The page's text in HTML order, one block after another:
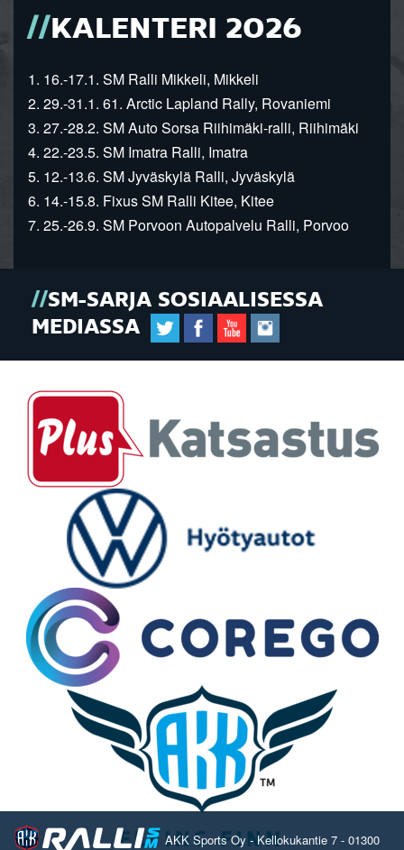
KALENTERI 2026
1. 16.-17.1. SM Ralli Mikkeli, Mikkeli
2. 29.-31.1. 61. Arctic Lapland Rally, Rovaniemi
3. 27.-28.2. SM Auto Sorsa Riihimäki-ralli, Riihimäki
4. 22.-23.5. SM Imatra Ralli, Imatra
5. 12.-13.6. SM Jyväskylä Ralli, Jyväskylä
6. 14.-15.8. Fixus SM Ralli Kitee, Kitee
7. 25.-26.9. SM Porvoon Autopalvelu Ralli, Porvoo
SM-SARJA SOSIAALISESSA
MEDIASSA
AKK Sports Oy - Kellokukantie 7 - 01300